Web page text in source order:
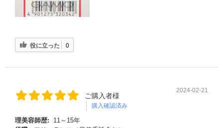
役に立った 0
ご購入者様
購入確認済み
2024-02-21
理美容師歴:
11～15年